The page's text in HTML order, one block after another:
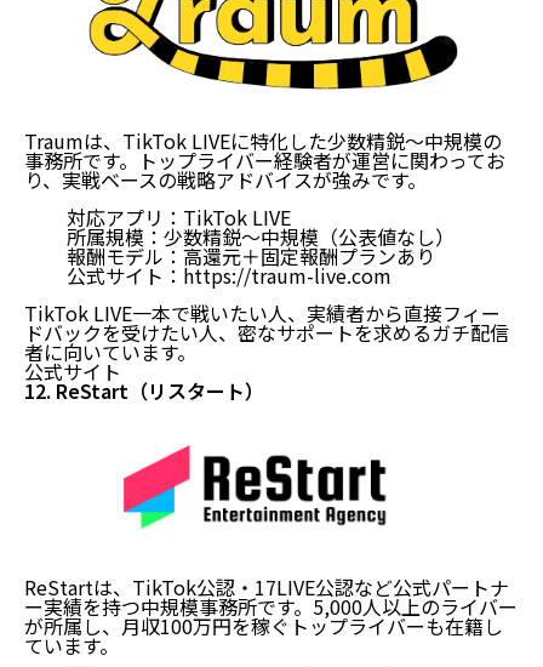
Traumは、TikTok LIVEに特化した少数精鋭〜中規模の
事務所です。トップライバー経験者が運営に関わってお
り、実戦ベースの戦略アドバイスが強みです。
対応アプリ：TikTok LIVE
所属規模：少数精鋭〜中規模（公表値なし）
報酬モデル：高還元＋固定報酬プランあり
公式サイト： https://traum-live.com
TikTok LIVE一本で戦いたい人、実績者から直接フィー
ドバックを受けたい人、密なサポートを求めるガチ配信
者に向いています。
公式サイト
12. ReStart（リスタート）
ReStartは、TikTok公認・17LIVE公認など公式パートナ
ー実績を持つ中規模事務所です。5,000人以上のライバー
が所属し、月収100万円を稼ぐトップライバーも在籍し
ています。